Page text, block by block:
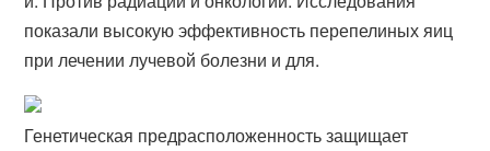
показали высокую эффективность перепелиных яиц
при лечении лучевой болезни и для.
Генетическая предрасположенность защищает